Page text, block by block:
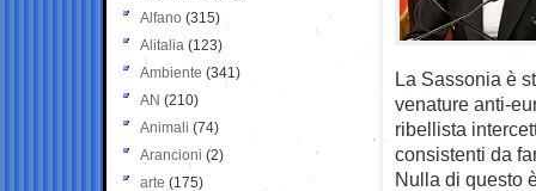
La Sassonia è
venature anti-
ribellista
consistenti da
Nulla di questo
Alfano (315)
Alitalia (123)
Ambiente (341)
AN (210)
Animali (74)
Arancioni (2)
arte (175)